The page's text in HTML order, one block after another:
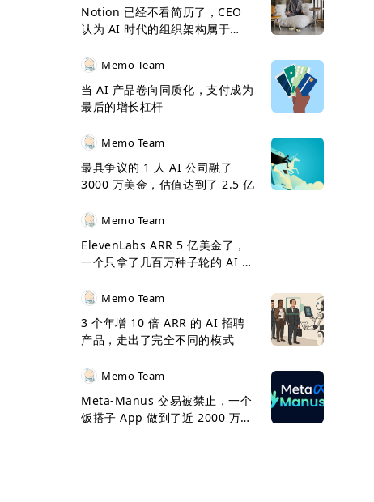
Notion 已经不看简历了，CEO
认为 AI 时代的组织架构属于
Memo Team
当 AI 产品卷向同质化，支付成为
最后的增长杠杆
Memo Team
最具争议的 1 人 AI 公司融了
3000 万美金，估值达到了 2.5 亿
Memo Team
ElevenLabs ARR 5 亿美金了，
一个只拿了几百万种子轮的 AI 卖
Memo Team
3 个年增 10 倍 ARR 的 AI 招聘
产品，走出了完全不同的模式
Memo Team
Meta-Manus 交易被禁止，一个
饭搭子 App 做到了近 2000 万美